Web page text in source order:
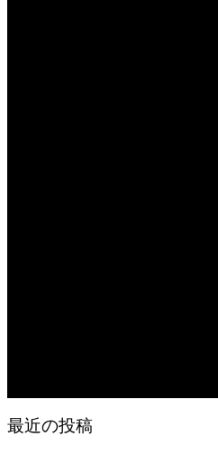
最近の投稿